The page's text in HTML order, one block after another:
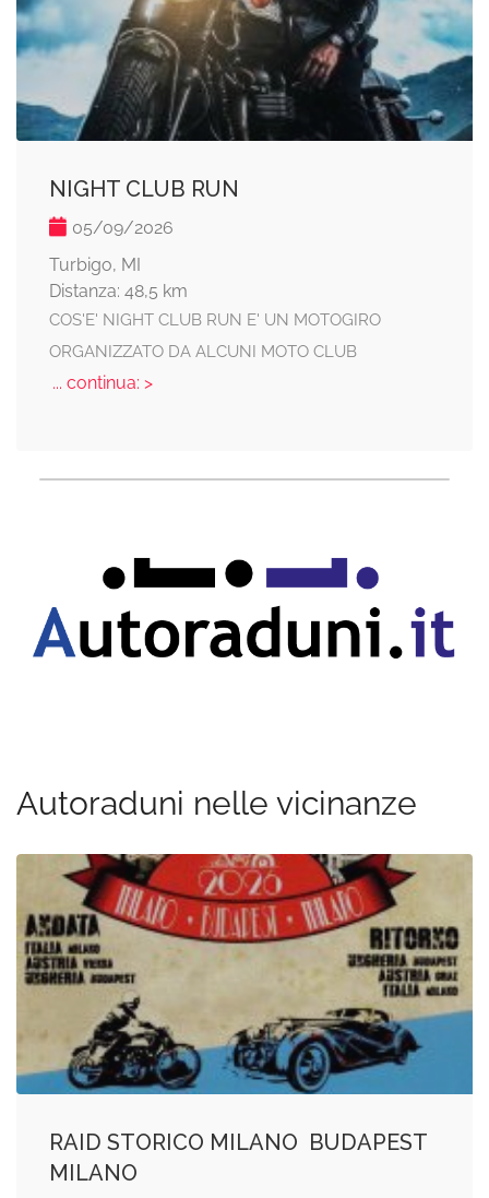
NIGHT CLUB RUN
05/09/2026
Turbigo, MI
Distanza: 48,5 km
COS'E' NIGHT CLUB RUN E' UN MOTOGIRO
ORGANIZZATO DA ALCUNI MOTO CLUB
... continua: >
Autoraduni nelle vicinanze
RAID STORICO MILANO  BUDAPEST 
MILANO